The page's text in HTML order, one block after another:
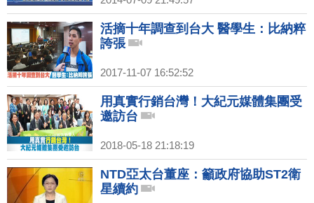
活摘十年調查到台大 醫學生：比納粹
誇張
2017-11-07 16:52:52
用真實行銷台灣！大紀元媒體集團受
邀訪台
2018-05-18 21:18:19
NTD亞太台董座：籲政府協助ST2衛
星續約